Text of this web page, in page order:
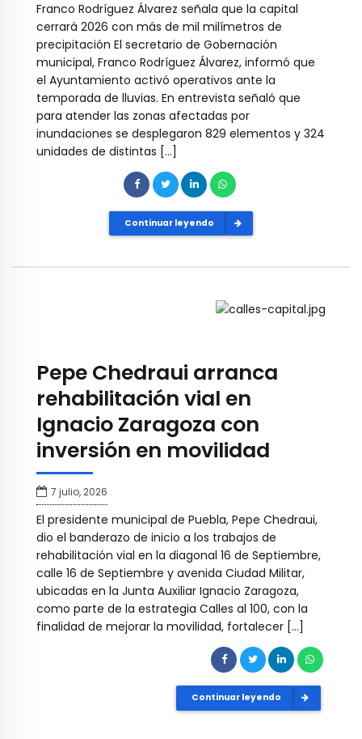
Franco Rodríguez Álvarez señala que la capital
cerrará 2026 con más de mil milímetros de
precipitación El secretario de Gobernación
municipal, Franco Rodríguez Álvarez, informó que
el Ayuntamiento activó operativos ante la
temporada de lluvias. En entrevista señaló que
para atender las zonas afectadas por
inundaciones se desplegaron 829 elementos y 324
unidades de distintas […]
Continuar leyendo
Pepe Chedraui arranca
rehabilitación vial en
Ignacio Zaragoza con
inversión en movilidad
7 julio, 2026
El presidente municipal de Puebla, Pepe Chedraui,
dio el banderazo de inicio a los trabajos de
rehabilitación vial en la diagonal 16 de Septiembre,
calle 16 de Septiembre y avenida Ciudad Militar,
ubicadas en la Junta Auxiliar Ignacio Zaragoza,
como parte de la estrategia Calles al 100, con la
finalidad de mejorar la movilidad, fortalecer […]
Continuar leyendo